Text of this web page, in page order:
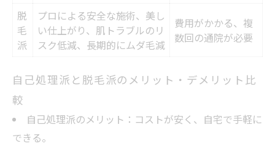
脱
毛
派
プロによる安全な施術、美し
い仕上がり、肌トラブルのリ
スク低減、長期的にムダ毛減
費用がかかる、複
数回の通院が必要
自己処理派と脱毛派のメリット・デメリット比
較
自己処理派のメリット：コストが安く、自宅で手軽に
できる。